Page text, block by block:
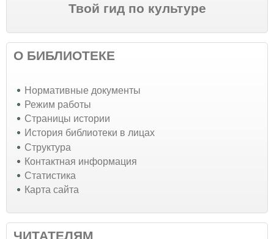
Твой гид по культуре
О БИБЛИОТЕКЕ
Нормативные документы
Режим работы
Страницы истории
История библиотеки в лицах
Структура
Контактная информация
Статистика
Карта сайта
ЧИТАТЕЛЯМ